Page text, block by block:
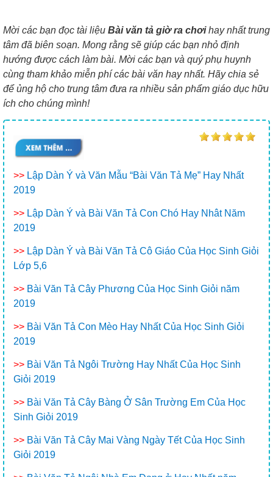
Mời các bạn đọc tài liệu Bài văn tả giờ ra chơihay nhất trung
tâm đã biên soạn. Mong rằng sẽ giúp các bạn nhỏ định
hướng được cách làm bài. Mời các bạn và quý phụ huynh
cùng tham khảo miễn phí các bài văn hay nhất. Hãy chia sẻ
để ủng hộ cho trung tâm đưa ra nhiều sản phẩm giáo dục hữu
ích cho chúng mình!
>> Lập Dàn Ý và Văn Mẫu “Bài Văn Tả Mẹ” Hay Nhất
2019
>> Lập Dàn Ý và Bài Văn Tả Con Chó Hay Nhât Năm
2019
>> Lập Dàn Ý và Bài Văn Tả Cô Giáo Của Học Sinh Giỏi
Lớp 5,6
>> Bài Văn Tả Cây Phương Của Học Sinh Giỏi năm
2019
>> Bài Văn Tả Con Mèo Hay Nhất Của Học Sinh Giỏi
2019
>> Bài Văn Tả Ngôi Trường Hay Nhất Của Học Sinh
Giỏi 2019
>> Bài Văn Tả Cây Bàng Ở Sân Trường Em Của Học
Sinh Giỏi 2019
>> Bài Văn Tả Cây Mai Vàng Ngày Tết Của Học Sinh
Giỏi 2019